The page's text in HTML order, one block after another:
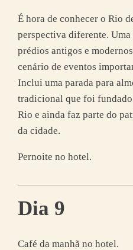
É hora de conhecer o Rio
perspectiva diferente.
prédios antigos e
cenário de eventos
Inclui uma parada para
tradicional que foi
Rio e ainda faz parte do
da cidade.
Pernoite no hotel.
Dia 9
Café da manhã no hotel.